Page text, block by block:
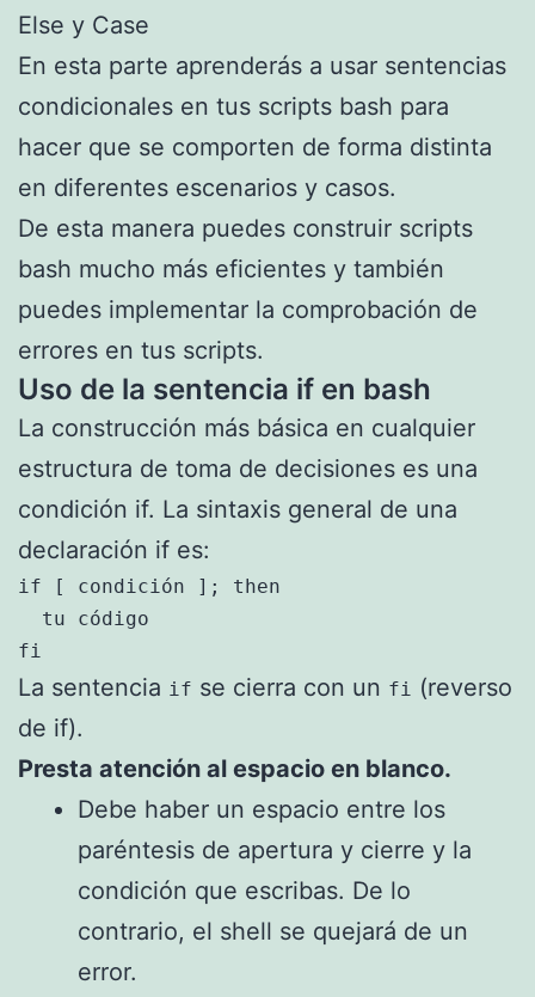
Else y Case
En esta parte aprenderás a usar sentencias
condicionales en tus scripts bash para
hacer que se comporten de forma distinta
en diferentes escenarios y casos.
De esta manera puedes construir scripts
bash mucho más eficientes y también
puedes implementar la comprobación de
errores en tus scripts.
Uso de la sentencia if en bash
La construcción más básica en cualquier
estructura de toma de decisiones es una
condición if. La sintaxis general de una
declaración if es:
if [ condición ]; then
  tu código
fi
La sentencia if se cierra con un fi (reverso
de if).
Presta atención al espacio en blanco.
Debe haber un espacio entre los
paréntesis de apertura y cierre y la
condición que escribas. De lo
contrario, el shell se quejará de un
error.